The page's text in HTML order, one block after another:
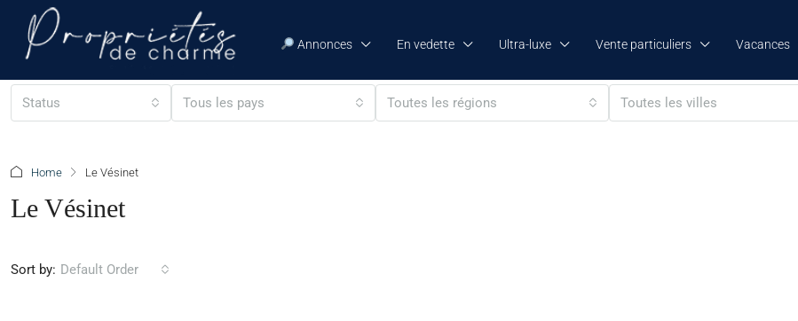
Annonces En vedette Ultra-luxe Vente particuliers Vacances
Status Tous les pays Toutes les régions Toutes les villes
Home Le Vésinet
Le Vésinet
Sort by: Default Order